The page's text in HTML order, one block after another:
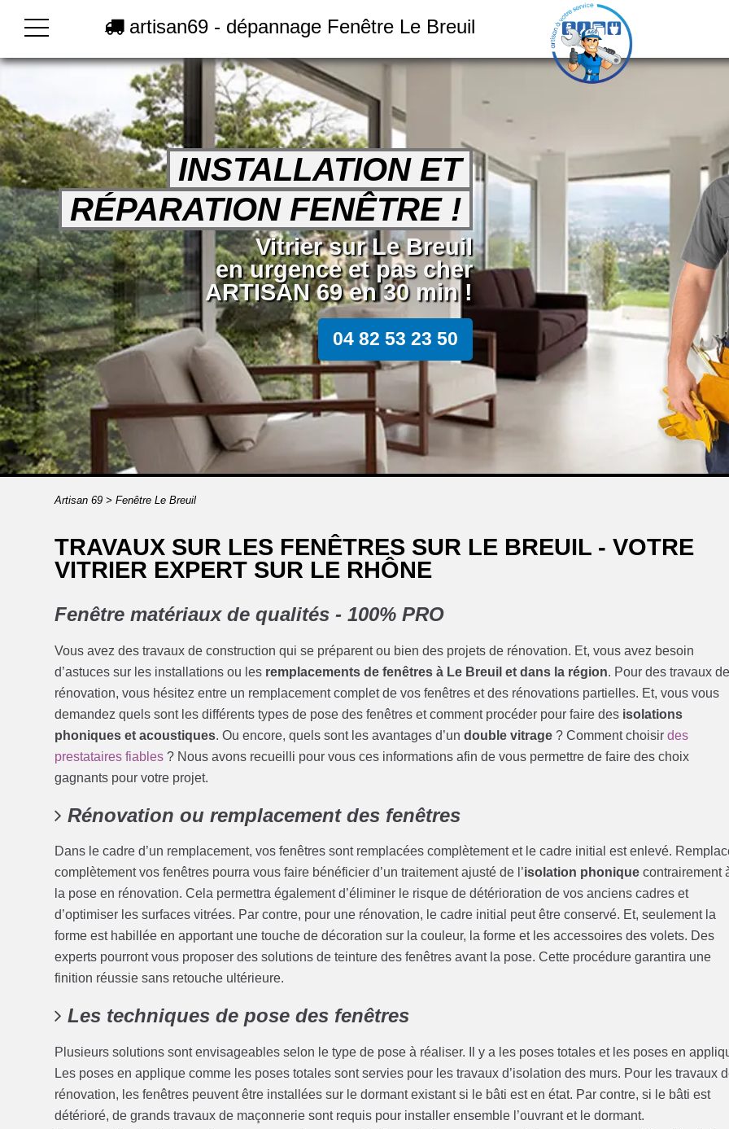
artisan69 - dépannage Fenêtre Le Breuil
INSTALLATION ET
RÉPARATION FENÊTRE !
Vitrier sur Le Breuil
en urgence et pas cher
ARTISAN 69 en 30 min !
04 82 53 23 50
Artisan 69> Fenêtre Le Breuil
TRAVAUX SUR LES FENÊTRES SUR LE BREUIL - VOTRE
VITRIER EXPERT SUR LE RHÔNE
Fenêtre matériaux de qualités - 100% PRO
Vous avez des travaux de construction qui se préparent ou bien des projets de rénovation. Et, vous avez besoin
d’astuces sur les installations ou les remplacements de fenêtres à Le Breuil et dans la région. Pour des travaux de
rénovation, vous hésitez entre un remplacement complet de vos fenêtres et des rénovations partielles. Et, vous vous
demandez quels sont les différents types de pose des fenêtres et comment procéder pour faire des isolations
phoniques et acoustiques. Ou encore, quels sont les avantages d’undouble vitrage ? Comment choisirdes
prestataires fiables ? Nous avons recueilli pour vous ces informations afin de vous permettre de faire des choix
gagnants pour votre projet.
Rénovation ou remplacement des fenêtres
Dans le cadre d’un remplacement, vos fenêtres sont remplacées complètement et le cadre initial est enlevé.
complètement vos fenêtres pourra vous faire bénéficier d’un traitement ajusté de l’isolation phonique contrairement
la pose en rénovation. Cela permettra également d’éliminer le risque de détérioration de vos anciens cadres et
d’optimiser les surfaces vitrées. Par contre, pour une rénovation, le cadre initial peut être conservé. Et, seulement la
forme est habillée en apportant une touche de décoration sur la couleur, la forme et les accessoires des volets. Des
experts pourront vous proposer des solutions de teinture des fenêtres avant la pose. Cette procédure garantira une
finition réussie sans retouche ultérieure.
Les techniques de pose des fenêtres
Plusieurs solutions sont envisageables selon le type de pose à réaliser. Il y a les poses totales et les poses en
Les poses en applique comme les poses totales sont servies pour les travaux d’isolation des murs. Pour les travaux
rénovation, les fenêtres peuvent être installées sur le dormant existant si le bâti est en état. Par contre, si le bâti est
détérioré, de grands travaux de maçonnerie sont requis pour installer ensemble l’ouvrant et le dormant.